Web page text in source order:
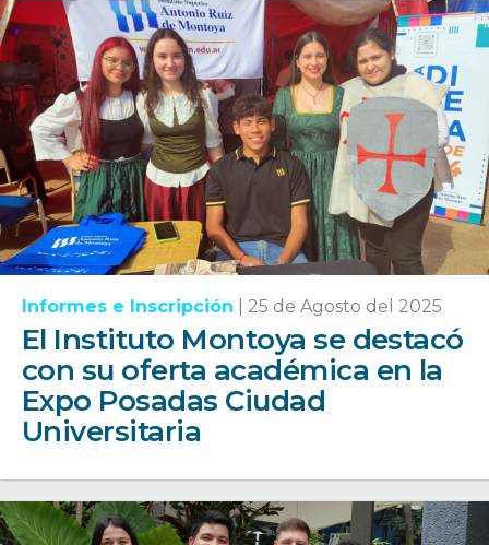
Informes e Inscripción 25 de Agosto del 2025
El Instituto Montoya se destacó
con su oferta académica en la
Expo Posadas Ciudad
Universitaria